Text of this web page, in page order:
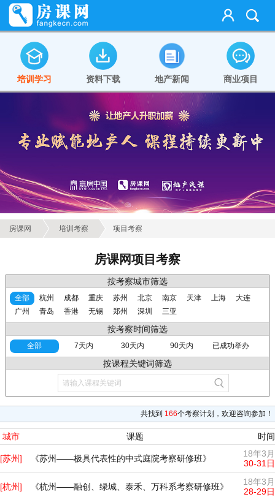
培训学习 资料下载 地产新闻 商业项目
房课网 培训考察 项目考察
房课网项目考察
按考察城市筛选
全部 杭州 成都 重庆 苏州 北京 南京 天津 上海
大连
广州
青岛 香港 无锡 郑州 深圳 三亚
按考察时间筛选
全部 7天内 30天内 90天内 已成功举办
按课程关键词筛选
共找到 166个考察计划，欢迎咨询参加！
城市 课题 时间
[苏州] 《苏州——极具代表性的中式庭院考察研修班》
18年3月
30-31日
[杭州] 《杭州——融创、绿城、泰禾、万科系考察研修班》
18年3月
28-29日